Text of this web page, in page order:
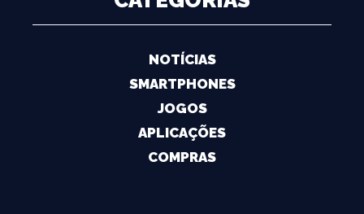
NOTÍCIAS
SMARTPHONES
JOGOS
APLICAÇÕES
COMPRAS